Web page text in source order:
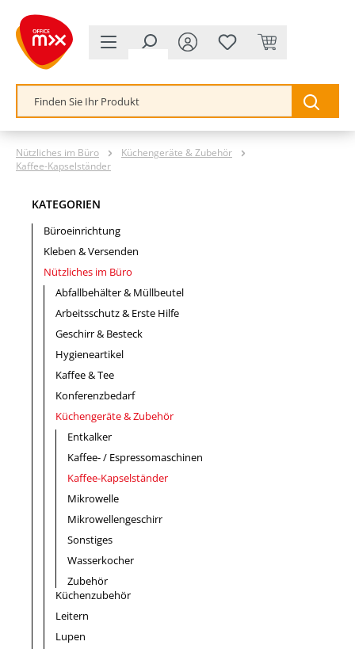
springen
Nützliches im Büro
Küchengeräte & Zubehör
Kaffee-Kapselständer
KATEGORIEN
Büroeinrichtung
Kleben & Versenden
Nützliches im Büro
Abfallbehälter & Müllbeutel
Arbeitsschutz & Erste Hilfe
Geschirr & Besteck
Hygieneartikel
Kaffee & Tee
Konferenzbedarf
Küchengeräte & Zubehör
Entkalker
Kaffee- / Espressomaschinen
Kaffee-Kapselständer
Mikrowelle
Mikrowellengeschirr
Sonstiges
Wasserkocher
Zubehör
Küchenzubehör
Leitern
Lupen